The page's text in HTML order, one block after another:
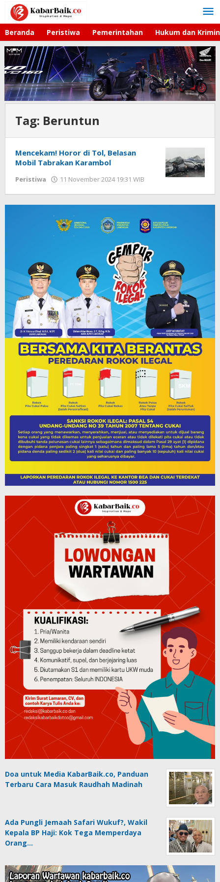
Lewati
konten
Beranda Peristiwa Pemerintahan Hukum dan
Tag: Beruntun
Mencekam! Horor di Tol, Belasan
Mobil Tabrakan Karambol
Peristiwa 11 November 2024 19:31 WIB
Doa untuk Media KabarBaik.co, Panduan
Terbaru Cara Masuk Raudhah Madinah
Ada Pungli Jemaah Safari Wukuf?, Wakil
Kepala BP Haji: Kok Tega Memperdaya
Orang…